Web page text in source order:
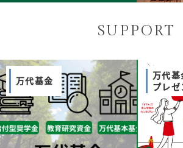
SUPPORT
万代基金
万代基
プレ